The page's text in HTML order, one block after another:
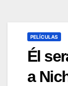
PELÍCULAS
Él
a